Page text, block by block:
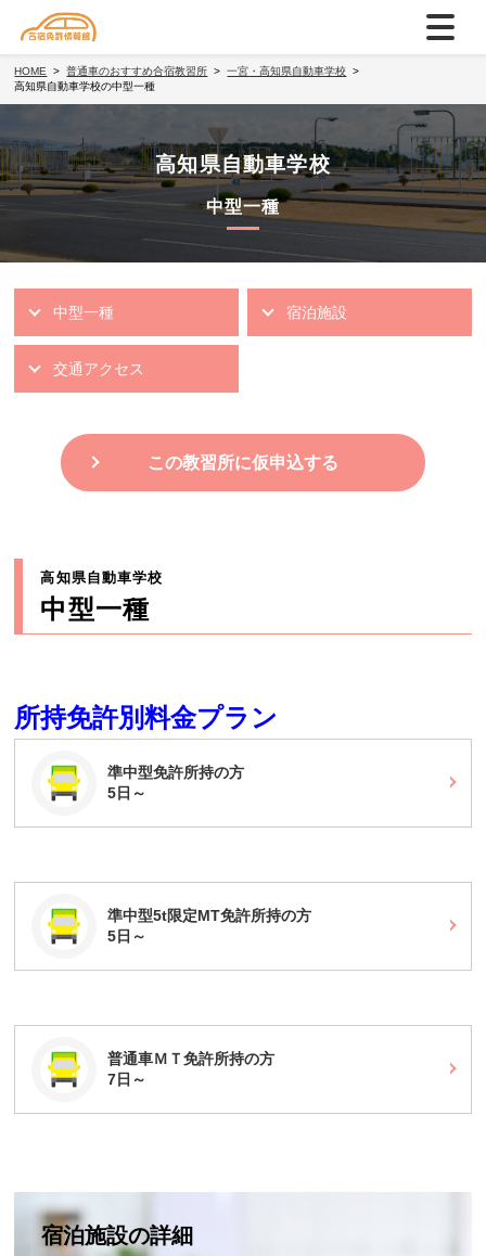
HOME 普通車のおすすめ合宿教習所
一宮・高知県自動車学校
高知県自動車学校の中型一種
高知県自動車学校
中型一種
中型一種 宿泊施設
交通アクセス
この教習所に仮申込する
高知県自動車学校
中型一種
所持免許別料金プラン
準中型免許所持の方
5日～
準中型5t限定MT免許所持の方
5日～
普通車ＭＴ免許所持の方
7日～
宿泊施設の詳細